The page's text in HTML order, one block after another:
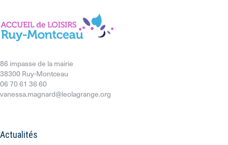
86 impasse de la mairie
38300 Ruy-Montceau
06 70 61 36 60
vanessa.magnard@leolagrange.org
Actualités